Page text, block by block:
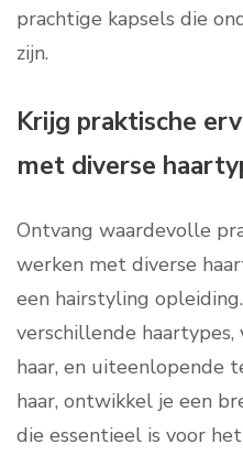
prachtige kapsels die
zijn.
Krijg praktische
met diverse
Ontvang waardevolle
werken met diverse
een hairstyling
verschillende
haar, en uiteenlopende
haar, ontwikkel je een
die essentieel is voor